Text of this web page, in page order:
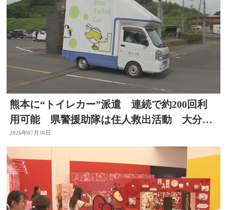
熊本に“トイレカー”派遣 連続で約200回利
用可能 県警援助隊は住人救出活動 大分か
ら支援の輪広がる
2026年07月30日